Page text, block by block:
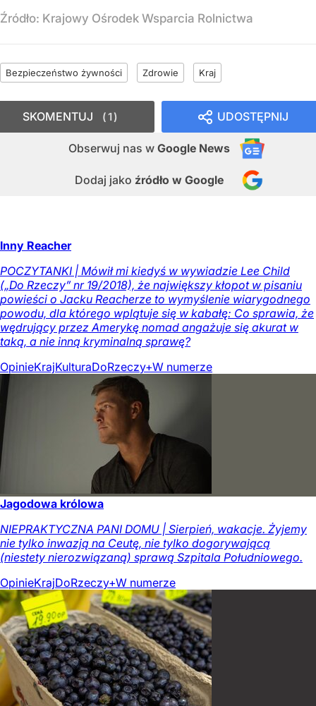
Źródło: Krajowy Ośrodek Wsparcia Rolnictwa
Bezpieczeństwo żywności Zdrowie Kraj
UDOSTĘPNIJ
Obserwuj nas w Google News
Dodaj jako źródło w Google
SKOMENTUJ 1
Inny Reacher
POCZYTANKI | Mówił mi kiedyś w wywiadzie Lee Child
(„Do Rzeczy” nr 19/2018), że największy kłopot w pisaniu
powieści o Jacku Reacherze to wymyślenie wiarygodnego
powodu, dla którego wplątuje się w kabałę: Co sprawia, że
wędrujący przez Amerykę nomad angażuje się akurat w
taką, a nie inną kryminalną sprawę?
OpinieKrajKulturaDoRzeczy+W numerze
Jagodowa królowa
NIEPRAKTYCZNA PANI DOMU | Sierpień, wakacje. Żyjemy
nie tylko inwazją na Ceutę, nie tylko dogorywającą
(niestety nierozwiązaną) sprawą Szpitala Południowego.
OpinieKrajDoRzeczy+W numerze